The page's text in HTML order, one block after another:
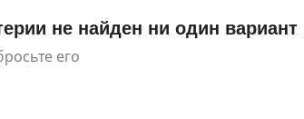
не найден ни один
его